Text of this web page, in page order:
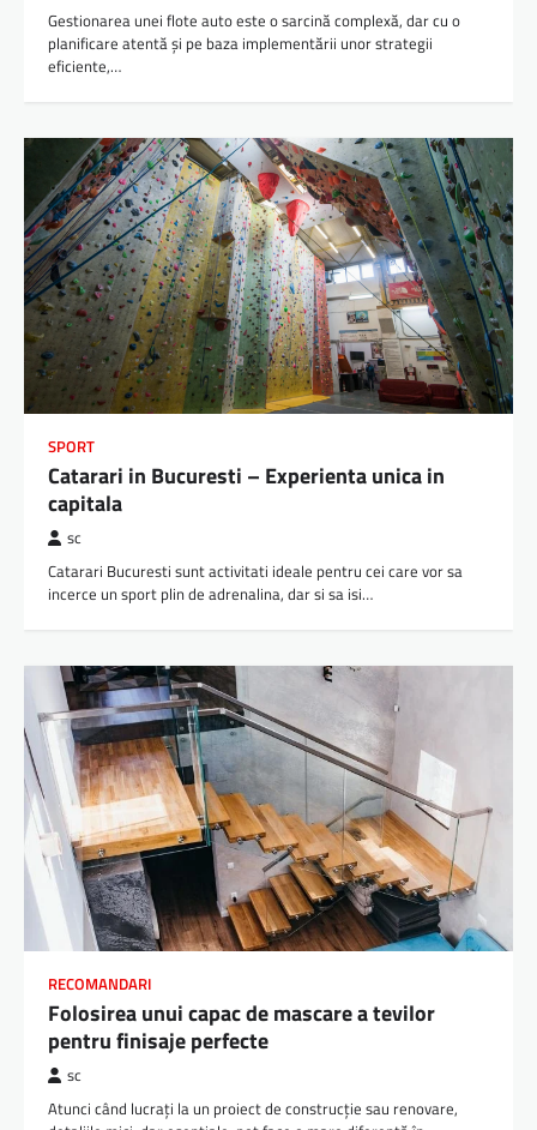
Gestionarea unei flote auto este o sarcină complexă, dar cu o
planificare atentă și pe baza implementării unor strategii
eficiente,…
SPORT
Catarari in Bucuresti – Experienta unica in
capitala
sc
Catarari Bucuresti sunt activitati ideale pentru cei care vor sa
incerce un sport plin de adrenalina, dar si sa isi…
RECOMANDARI
Folosirea unui capac de mascare a tevilor
pentru finisaje perfecte
sc
Atunci când lucrați la un proiect de construcție sau renovare,